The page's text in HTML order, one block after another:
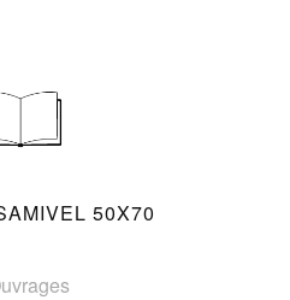
50X70